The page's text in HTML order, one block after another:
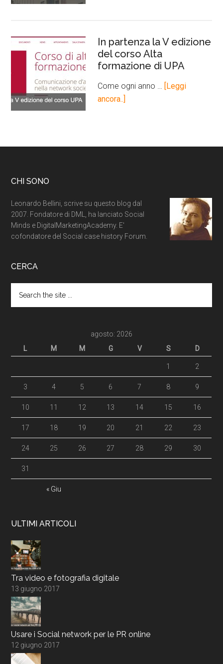
In partenza la V edizione
del corso Alta
formazione di UPA
Come ogni anno … [Leggi
ancora..]
CHI SONO
Leonardo Bellini, scrive su questo blog dal
2007. Fondatore di DML, ha lanciato Social
Minds e DigitalMarketingAcademy. E'
cofondatore del Social case history Forum.
CERCA
agosto: 2026
L
M M G V S D
« Giu
1 2
3 4 5 6 7 8 9
10 11 12 13 14 15 16
17 18 19 20 21 22 23
24 25 26 27 28 29 30
31
ULTIMI ARTICOLI
Tra video e fotografia digitale
13 giugno 2017
Usare i Social network per le PR online
12 giugno 2017